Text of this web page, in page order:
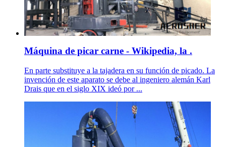
Máquina de picar carne - Wikipedia, la .
En parte substituye a la tajadera en su función de picado. La
invención de este aparato se debe al ingeniero alemán Karl
Drais que en el siglo XIX ideó por ...